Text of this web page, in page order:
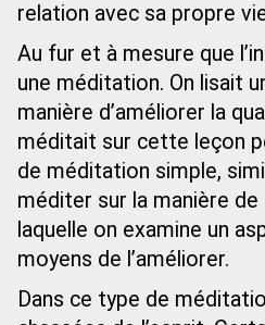
relation avec sa propre
Au fur et à mesure que
une méditation. On lisait
manière d’améliorer la
méditait sur cette leçon
de méditation simple,
méditer sur la manière
laquelle on examine un
moyens de l’améliorer.
Dans ce type de